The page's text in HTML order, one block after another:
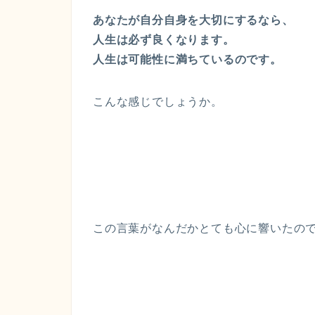
あなたが自分自身を大切にするなら、
人生は必ず良くなります。
人生は可能性に満ちているのです。
こんな感じでしょうか。
この言葉がなんだかとても心に響いたの